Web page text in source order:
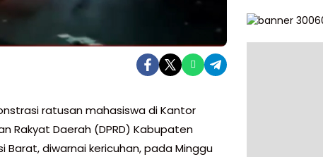
ratusan mahasiswa di Kantor
Rakyat Daerah (DPRD) Kabupaten
Barat, diwarnai kericuhan, pada Minggu